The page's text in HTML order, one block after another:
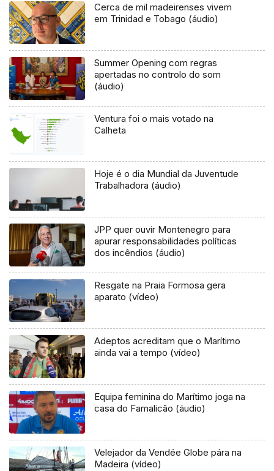
Cerca de mil madeirenses vivem
em Trinidad e Tobago (áudio)
Summer Opening com regras
apertadas no controlo do som
(áudio)
Ventura foi o mais votado na
Calheta
Hoje é o dia Mundial da Juventude
Trabalhadora (áudio)
JPP quer ouvir Montenegro para
apurar responsabilidades políticas
dos incêndios (áudio)
Resgate na Praia Formosa gera
aparato (vídeo)
Adeptos acreditam que o Marítimo
ainda vai a tempo (vídeo)
Equipa feminina do Marítimo joga na
casa do Famalicão (áudio)
Velejador da Vendée Globe pára na
Madeira (vídeo)